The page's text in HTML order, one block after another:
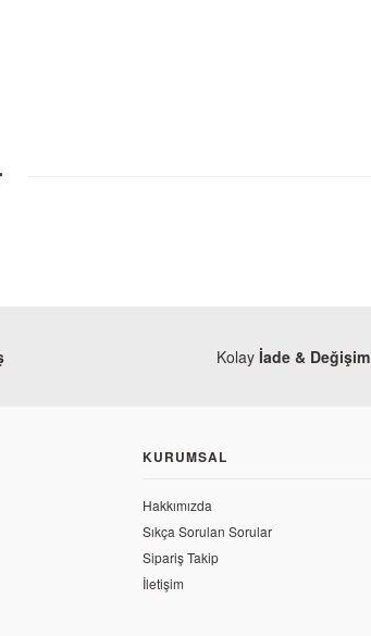
Kolay İade & Değişim
KURUMSAL
Hakkımızda
Sıkça Sorulan Sorular
Sipariş Takip
İletişim